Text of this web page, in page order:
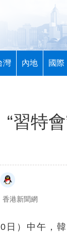
灣 內地 國際
“習特
香港新聞網
）中午，